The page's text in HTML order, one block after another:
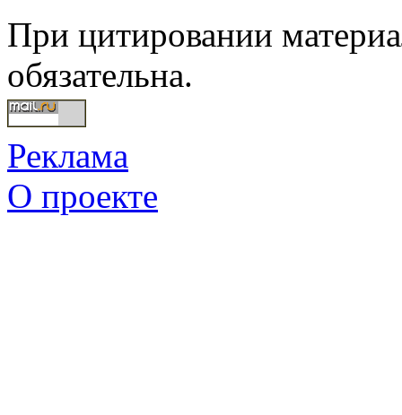
При цитировании
обязательна.
Реклама
О проекте